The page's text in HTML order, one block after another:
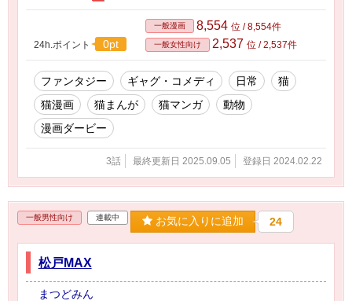
24h.ポイント 0pt
一般漫画 8,554 位 / 8,554件
一般女性向け 2,537 位 / 2,537件
ファンタジー ギャグ・コメディ 日常
猫
猫漫画
猫まんが 猫マンガ
動物
漫画ダービー
3話 最終更新日 2025.09.05 登録日 2024.02.22
一般男性向け 連載中 お気に入りに追加 24
松戸MAX
まつどみん